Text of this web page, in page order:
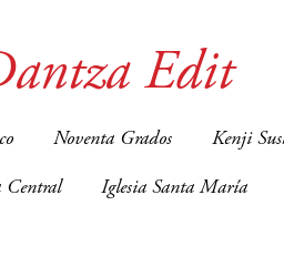
Edit
Noventa Grados Kenji
Central Iglesia Santa María